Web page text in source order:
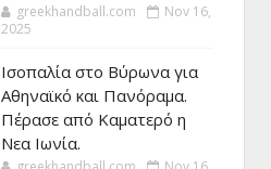
greekhandball.com
Nov 16,
2025
Ισοπαλία στο Βύρωνα για
Αθηναϊκό και Πανόραμα.
Πέρασε από Καματερό η
Νεα Ιωνία.